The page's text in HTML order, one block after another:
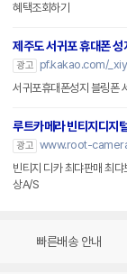
혜택조회하기
제주도 서귀포 휴대폰 성
광고
pf.kakao.com/
서귀포휴대폰성지 블링폰
루트카메라 빈티지디지
광고 www.root-
빈티지 디카 최댜판매 최
상A/S
빠른배송 안내